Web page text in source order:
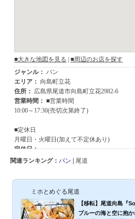
関連ランキング： パン | 尾道
ミホとめぐる尾道
【移転】尾道向島『
ブルーの海と空に抱